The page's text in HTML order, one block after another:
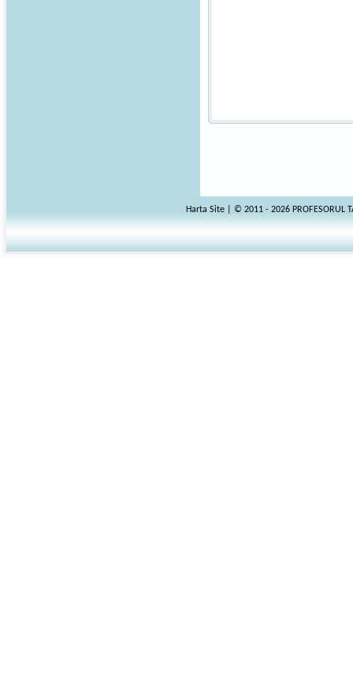
Harta Site | © 2011 - 2026 PROFESORUL